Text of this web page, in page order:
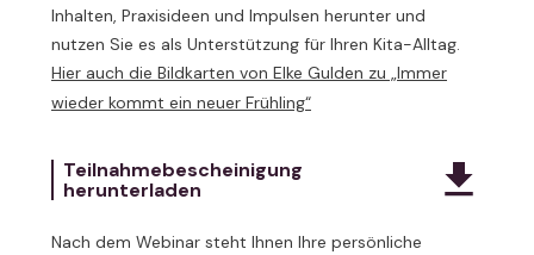
Inhalten, Praxisideen und Impulsen herunter und
nutzen Sie es als Unterstützung für Ihren Kita-Alltag.
Hier auch die Bildkarten von Elke Gulden zu „Immer
wieder kommt ein neuer Frühling“
Teilnahmebescheinigung
herunterladen
Nach dem Webinar steht Ihnen Ihre persönliche